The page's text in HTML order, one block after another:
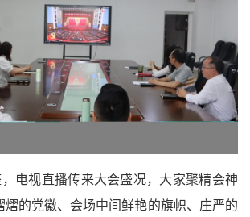
，电视直播传来大会盛况，大家聚精会神
熠的党徽、会场中间鲜艳的旗帜、庄严的